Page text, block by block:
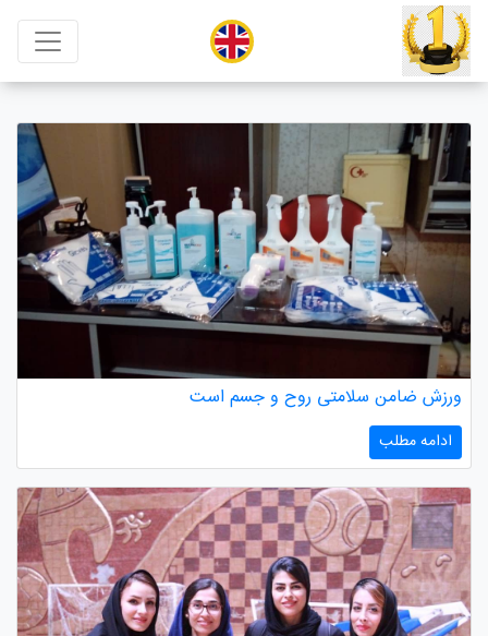
ورزش ضامن سلامتی روح و جسم است
ادامه مطلب